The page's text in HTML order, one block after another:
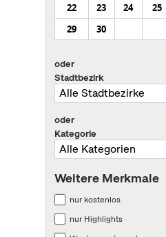
22
23 24 25
29
30
oder
Stadtbezirk
oder
Kategorie
Weitere Merkmale
nur kostenlos
nur Highlights